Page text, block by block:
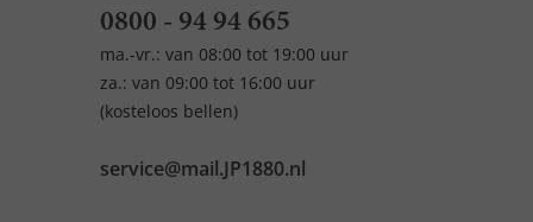
0800 - 94 94 665
ma.-vr.: van 08:00 tot 19:00 uur
za.: van 09:00 tot 16:00 uur
(kosteloos bellen)
service@mail.JP1880.nl